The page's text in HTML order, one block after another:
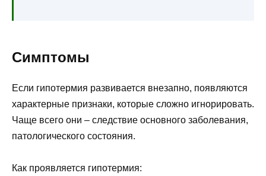
Симптомы
Если гипотермия развивается внезапно, появляются
характерные признаки, которые сложно игнорировать.
Чаще всего они – следствие основного заболевания,
патологического состояния.
Как проявляется гипотермия: